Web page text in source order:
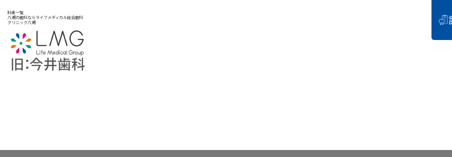
料金一覧
八潮の歯科ならライフメディカル総合歯科
クリニック八潮